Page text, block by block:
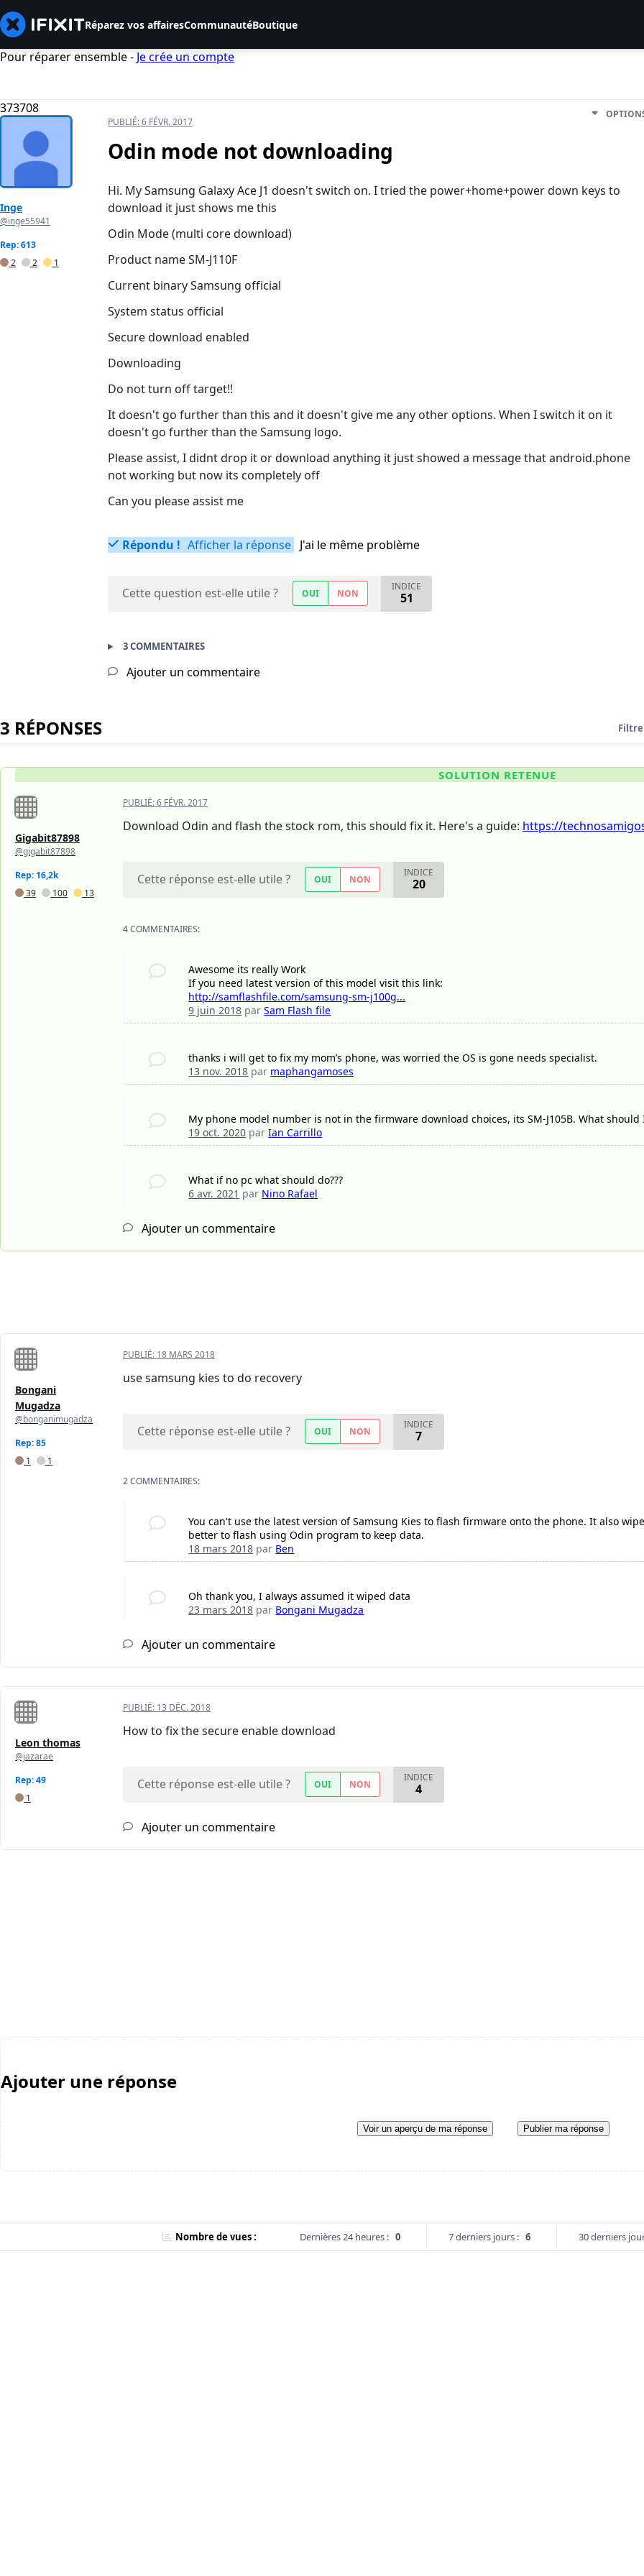
Réparez vos affairesCommunautéBoutique
Pour réparer ensemble - Je crée un compte
373708
Inge
@inge55941
Rep: 613
2
2 1
PUBLIÉ:6 FÉVR. 2017
Odin mode not downloading
Hi. My Samsung Galaxy Ace J1 doesn't switch on. I tried the power+home+power down keys to
download it just shows me this
Odin Mode (multi core download)
Product name SM-J110F
Current binary Samsung official
System status official
Secure download enabled
Downloading
Do not turn off target!!
It doesn't go further than this and it doesn't give me any other options. When I switch it on it
doesn't go further than the Samsung logo.
Please assist, I didnt drop it or download anything it just showed a message that android.phone
not working but now its completely off
Can you please assist me
Répondu ! Afficher la réponse J'ai le même problème
Cette question est-elle utile ? OUI NON
INDICE
51
3 COMMENTAIRES
Ajouter un commentaire
3 RÉPONSES
SOLUTION RETENUE
Gigabit87898
@gigabit87898
Rep: 16,2k
39
100 13
PUBLIÉ:6 FÉVR. 2017
Download Odin and flash the stock rom, this should fix it. Here's a guide: https://
Cette réponse est-elle utile ? OUI NON
INDICE
20
4 COMMENTAIRES:
Awesome its really Work
If you need latest version of this model visit this link:
http://samflashfile.com/samsung-sm-j100g...
9 juin 2018 parSam Flash file
thanks i will get to fix my mom’s phone, was worried the OS is gone needs specialist.
13 nov. 2018 par maphangamoses
My phone model number is not in the firmware download choices, its SM-J105B. What should
19 oct. 2020 parIan Carrillo
What if no pc what should do???
6 avr. 2021 par Nino Rafael
Ajouter un commentaire
Bongani
Mugadza
@bonganimugadza
Rep: 85
1
1
PUBLIÉ: 18 MARS 2018
use samsung kies to do recovery
Cette réponse est-elle utile ? OUI NON
INDICE
7
2 COMMENTAIRES:
You can't use the latest version of Samsung Kies to flash firmware onto the phone. It also
better to flash using Odin program to keep data.
18 mars 2018 par Ben
Oh thank you, I always assumed it wiped data
23 mars 2018 par Bongani Mugadza
Ajouter un commentaire
Leon thomas
@jazarae
Rep: 49
1
PUBLIÉ: 13 DÉC. 2018
How to fix the secure enable download
Cette réponse est-elle utile ? OUI NON
INDICE
4
Ajouter un commentaire
Ajouter une réponse
Voir un aperçu de ma réponse Publier ma réponse
Nombre de vues : Dernières 24 heures : 0 7 derniers jours : 6 30 derniers